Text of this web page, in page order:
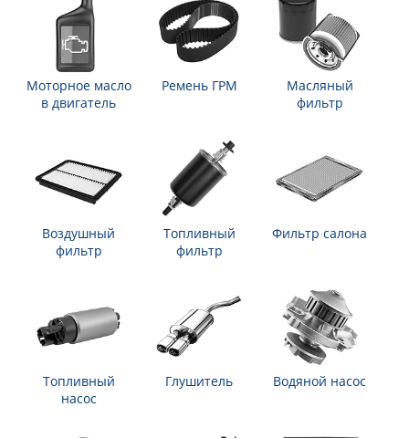
Моторное масло
в двигатель
Ремень ГРМ
Масляный
фильтр
Воздушный
фильтр
Топливный
фильтр
Фильтр салона
Топливный
насос
Глушитель Водяной насос